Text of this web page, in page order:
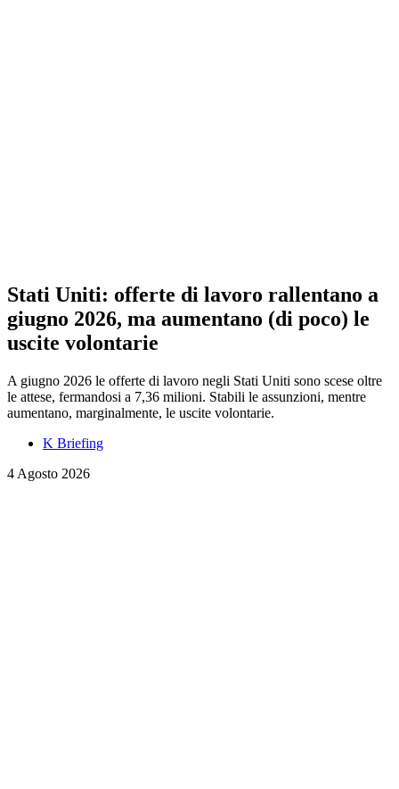
Stati Uniti: offerte di lavoro rallentano a
giugno 2026, ma aumentano (di poco) le
uscite volontarie
A giugno 2026 le offerte di lavoro negli Stati Uniti sono scese oltre
le attese, fermandosi a 7,36 milioni. Stabili le assunzioni, mentre
aumentano, marginalmente, le uscite volontarie.
K Briefing
4 Agosto 2026